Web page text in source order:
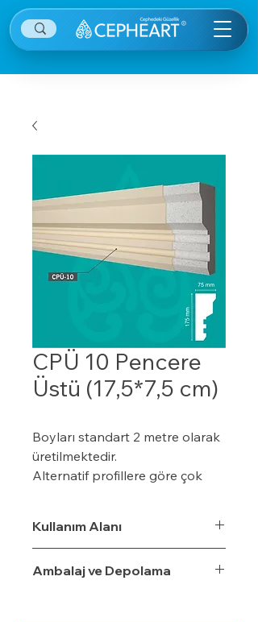
CPÜ 10 Pencere
Üstü (17,5*7,5 cm)
Boyları standart 2 metre olarak
üretilmektedir.
Alternatif profillere göre çok
yumuşama ve sarkma yapmaz.
Yalıtım sistemine tam
uyumludur.
Kullanım Alanı
Ambalaj ve Depolama